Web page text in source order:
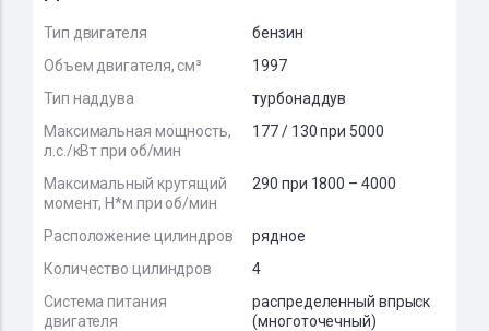
Тип двигателя
бензин
Объем двигателя, см³
1997
Тип наддува
турбонаддув
Максимальная мощность,
л.с./кВт при об/мин
177 / 130 при 5000
Максимальный крутящий
момент, Н*м при об/мин
290 при 1800 – 4000
Расположение цилиндров
рядное
Количество цилиндров
4
Система питания
двигателя
распределенный впрыск
(многоточечный)